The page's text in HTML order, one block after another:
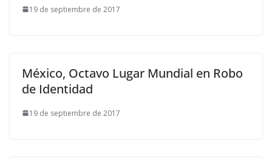
19 de septiembre de 2017
México, Octavo Lugar Mundial en Robo
de Identidad
19 de septiembre de 2017